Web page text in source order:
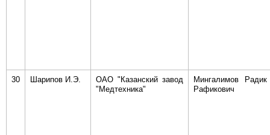
30 Шарипов И.Э.
ОАО "Казанский завод
"Медтехника"
Мингалимов Радик
Рафикович